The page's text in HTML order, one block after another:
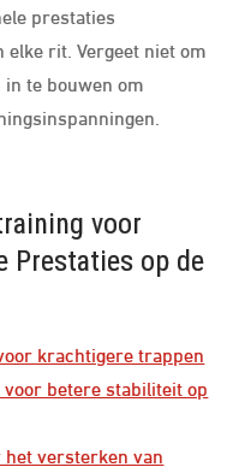
prestaties
rit. Vergeet niet om
te bouwen om
voor
Prestaties op de
krachtigere trappen
betere stabiliteit op
versterken van